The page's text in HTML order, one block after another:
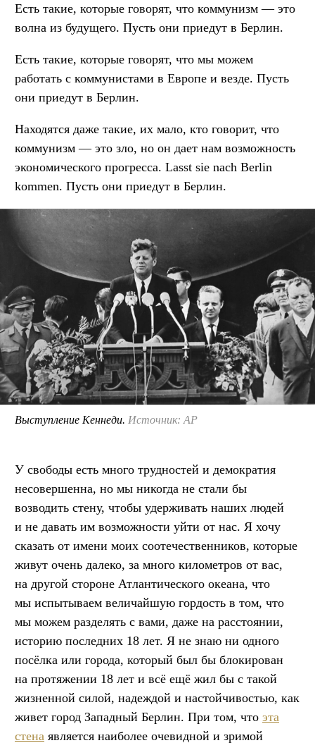
Есть такие, которые говорят, что коммунизм — это
волна из будущего. Пусть они приедут в Берлин.
Есть такие, которые говорят, что мы можем
работать с коммунистами в Европе и везде. Пусть
они приедут в Берлин.
Находятся даже такие, их мало, кто говорит, что
коммунизм — это зло, но он дает нам возможность
экономического прогресса. Lasst sie nach Berlin
kommen. Пусть они приедут в Берлин.
Выступление Кеннеди. Источник: AP
У свободы есть много трудностей и демократия
несовершенна, но мы никогда не стали бы
возводить стену, чтобы удерживать наших людей
и не давать им возможности уйти от нас. Я хочу
сказать от имени моих соотечественников, которые
живут очень далеко, за много километров от вас,
на другой стороне Атлантического океана, что
мы испытываем величайшую гордость в том, что
мы можем разделять с вами, даже на расстоянии,
историю последних 18 лет. Я не знаю ни одного
посёлка или города, который был бы блокирован
на протяжении 18 лет и всё ещё жил бы с такой
жизненной силой, надеждой и настойчивостью, как
живет город Западный Берлин. При том, что эта
стена является наиболее очевидной и зримой